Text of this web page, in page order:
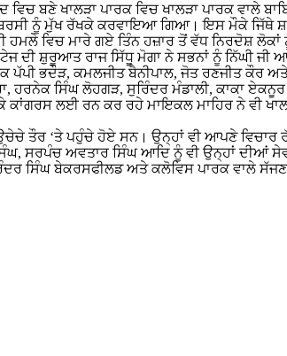
ਵਿਚ ਬਣੇ ਖਾਲੜਾ ਪਾਰਕ ਵਿਚ ਖਾਲੜਾ ਪਾਰਕ ਵਾਲੇ
ਨੂੰ ਮੁੱਖ ਰੱਖਕੇ ਕਰਵਾਇਆ ਗਿਆ। ਇਸ ਮੌਕੇ ਜਿੱਥੇ
ਹਮਲੇ ਵਿਚ ਮਾਰੇ ਗਏ ਤਿੰਨ ਹਜ਼ਾਰ ਤੋਂ ਵੱਧ ਨਿਰਦੋਸ਼
ਦੀ ਸ਼ੁਰੂਆਤ ਰਾਜ ਸਿੱਧੂ ਮੋਗਾ ਨੇ ਸਭਨਾਂ ਨੂੰ ਨਿੱਘੀ
ਪੱਪੀ ਭਦੌੜ, ਕਮਲਜੀਤ ਬੈਨੀਪਾਲ, ਜੋਤ ਰਣਜੀਤ ਕੌਰ
ਹਰਨੇਕ ਸਿੰਘ ਲੋਹਗੜ, ਸੁਰਿੰਦਰ ਮੰਡਾਲੀ, ਕਾਕਾ
ਲਈ ਰਨ ਕਰ ਰਹੇ ਮਾਇਕਲ ਮਾਹਿਰ ਨੇ ਵੀ
ਤੌਰ ‘ਤੇ ਪਹੁੰਚੇ ਹੋਏ ਸਨ। ਉਨ੍ਹਾਂ ਵੀ ਆਪਣੇ
ਸਰਪੰਚ ਅਵਤਾਰ ਸਿੰਘ ਆਦਿ ਨੂੰ ਵੀ ਉਨ੍ਹਾਂ ਦੀਆਂ
ਸਿੰਘ ਬੇਕਰਸਫੀਲਡ ਅਤੇ ਕਲੋਵਿਸ ਪਾਰਕ ਵਾਲੇ